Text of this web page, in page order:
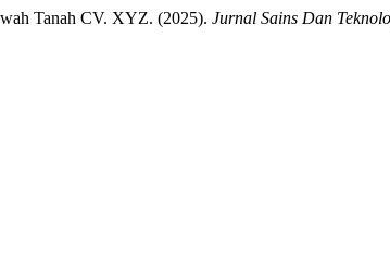
Tanah CV. XYZ. (2025). Jurnal Sains Dan